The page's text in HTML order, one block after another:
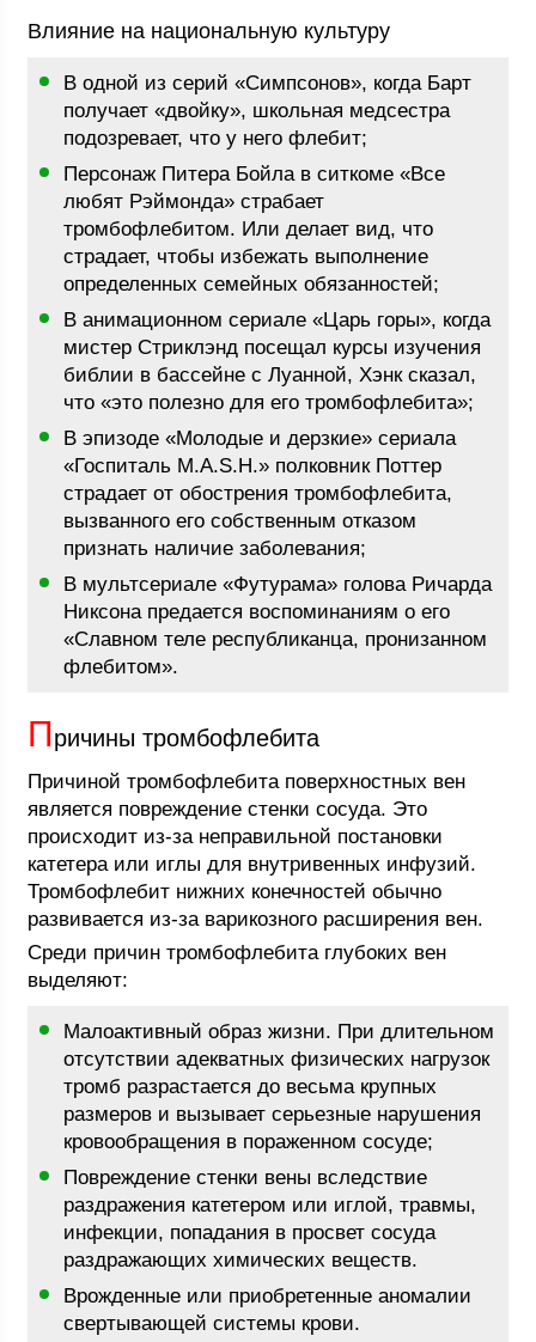
Влияние на национальную культуру
В одной из серий «Симпсонов», когда Барт
получает «двойку», школьная медсестра
подозревает, что у него флебит;
Персонаж Питера Бойла в ситкоме «Все
любят Рэймонда» страбает
тромбофлебитом. Или делает вид, что
страдает, чтобы избежать выполнение
определенных семейных обязанностей;
В анимационном сериале «Царь горы», когда
мистер Стриклэнд посещал курсы изучения
библии в бассейне с Луанной, Хэнк сказал,
что «это полезно для его тромбофлебита»;
В эпизоде «Молодые и дерзкие» сериала
«Госпиталь M.A.S.H.» полковник Поттер
страдает от обострения тромбофлебита,
вызванного его собственным отказом
признать наличие заболевания;
В мультсериале «Футурама» голова Ричарда
Никсона предается воспоминаниям о его
«Славном теле республиканца, пронизанном
флебитом».
Причины тромбофлебита
Причиной тромбофлебита поверхностных вен
является повреждение стенки сосуда. Это
происходит из-за неправильной постановки
катетера или иглы для внутривенных инфузий.
Тромбофлебит нижних конечностей обычно
развивается из-за варикозного расширения вен.
Среди причин тромбофлебита глубоких вен
выделяют:
Малоактивный образ жизни. При длительном
отсутствии адекватных физических нагрузок
тромб разрастается до весьма крупных
размеров и вызывает серьезные нарушения
кровообращения в пораженном сосуде;
Повреждение стенки вены вследствие
раздражения катетером или иглой, травмы,
инфекции, попадания в просвет сосуда
раздражающих химических веществ.
Врожденные или приобретенные аномалии
свертывающей системы крови.